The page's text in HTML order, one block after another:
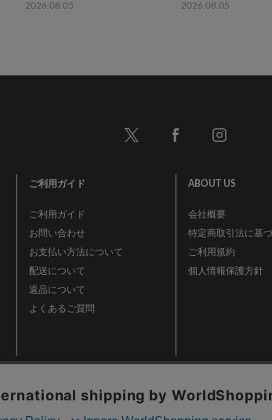
2026.08.05 2026.08.05
ご利用ガイド
ご利用ガイド
お問い合わせ
お支払い方法について
配送について
返品について
よくあるご質問
ABOUT US
会社概要
特定商取引法に基
ご利用規約
個人情報保護方針